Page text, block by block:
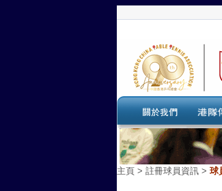
主頁 > 註冊球員資訊 > 球